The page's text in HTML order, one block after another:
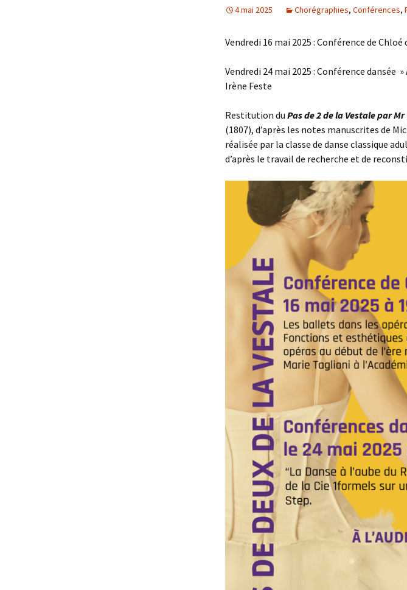
4 mai 2025 Chorégraphies, Conférences,
Vendredi 16 mai 2025 : Conférence de Chloé
Vendredi 24 mai 2025 : Conférence dansée »
Irène Feste
Restitution du Pas de 2 de la Vestalepar Mr
(1807), d’après les notes manuscrites de
réalisée par la classe de danse classique
d’après le travail de recherche et de